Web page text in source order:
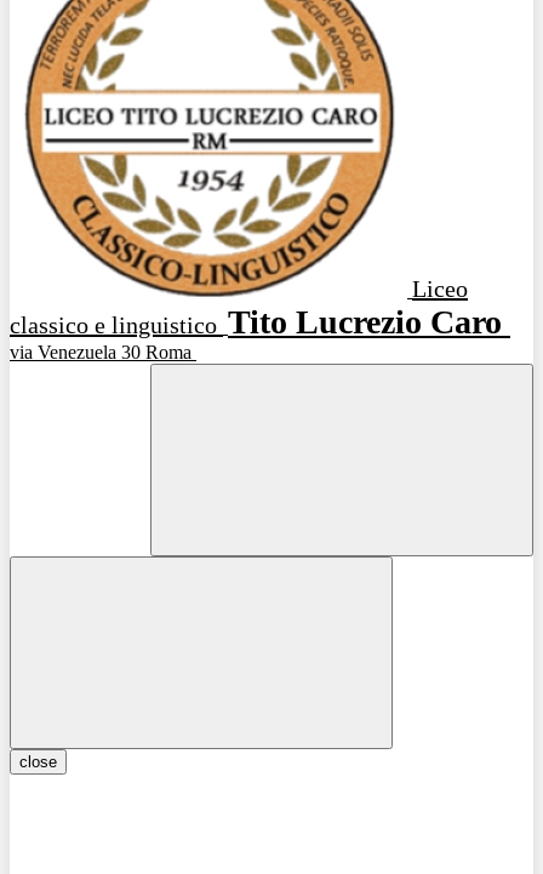
Liceo
classico e linguistico Tito Lucrezio Caro
via Venezuela 30 Roma
close